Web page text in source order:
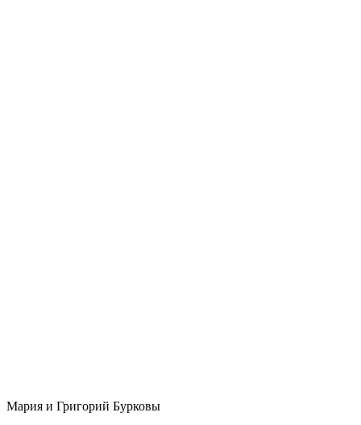
Мария и Григорий Бурковы